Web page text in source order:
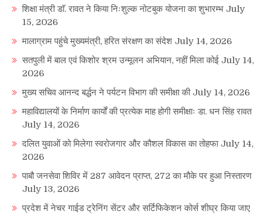
शिक्षा मंत्री डाॅ. रावत ने किया निःशुल्क नोटबुक योजना का शुभारम्भ July
15, 2026
मालाग्राम पहुंचे मुख्यमंत्री, हरित संरक्षण का संदेश July 14, 2026
सतपुली में बाल एवं किशोर श्रम उन्मूलन अभियान, नहीं मिला कोई July 14,
2026
मुख्य सचिव आनन्द बर्द्धन ने पर्यटन विभाग की समीक्षा की July 14, 2026
महाविद्यालयों के निर्माण कार्यों की प्रत्येक माह होगी समीक्षाः डा. धन सिंह रावत
July 14, 2026
दलित युवाओं को मिलेगा स्वरोजगार और कौशल विकास का तोहफा July 14,
2026
पाबौ जनसेवा शिविर में 287 आवेदन प्राप्त, 272 का मौके पर हुआ निस्तारण
July 13, 2026
प्रदेश में नेचर गाईड ट्रेनिंग सेंटर और सर्टिफिकेशन कोर्स शीघ्र किया जाए